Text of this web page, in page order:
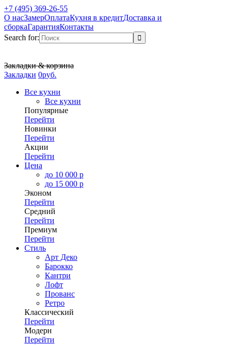
+7 (495) 369-26-55
О насЗамерОплатаКухня в кредитДоставка и
сборкаГарантияКонтакты
Search for:
Закладки & корзина
Закладки 0руб.
Все кухни
Все кухни
Популярные
Перейти
Новинки
Перейти
Акции
Перейти
Цена
до 10 000 р
до 15 000 р
Эконом
Перейти
Средний
Перейти
Премиум
Перейти
Стиль
Арт Деко
Барокко
Кантри
Лофт
Прованс
Ретро
Классический
Перейти
Модерн
Перейти